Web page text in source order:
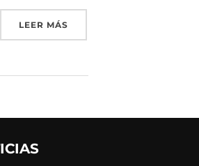
LEER MÁS«GRUPO INTERÓLEO